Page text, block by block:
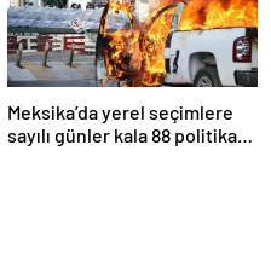
Meksika’da yerel seçimlere
sayılı günler kala 88 politikacı